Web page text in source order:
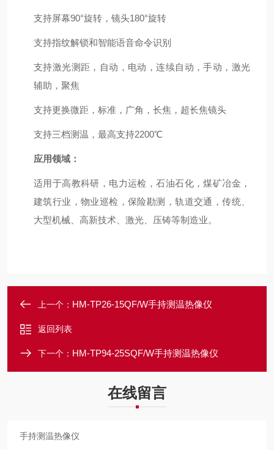
支持屏幕90°旋转，镜头180°旋转
支持指纹解锁和智能语音命令识别
支持激光测距，自动，电动，连续自动，手动，激光
辅助，聚焦
支持更换微距，标准，广角，长焦，超长焦镜头
支持三档测温，最高支持2200℃
应用领域：
适用于高教科研，电力运检，石油石化，煤矿冶金，
建筑行业，物业巡检，保险勘测，轨道交通，传统、
大型机械、高新技术、激光、压铸等制造业。
上一个： HM-TP26-15QF/W手持测温热像仪
返回列表
下一个： HM-TP94-25SQF/W手持测温热像仪
在线留言